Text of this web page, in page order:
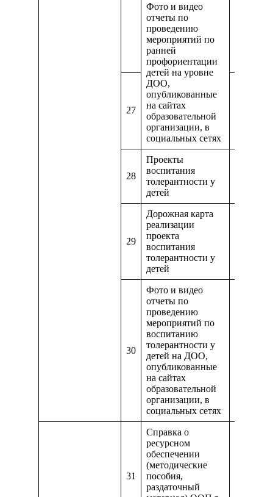
Фото и видео
отчеты по
проведению
мероприятий по
ранней
профориентации
детей на уровне
ДОО,
опубликованные
на сайтах
образовательной
организации, в
социальных сетях
27
28
Проекты
воспитания
толерантности у
детей
29
Дорожная карта
реализации
проекта
воспитания
толерантности у
детей
30
Фото и видео
отчеты по
проведению
мероприятий по
воспитанию
толерантности у
детей на ДОО,
опубликованные
на сайтах
образовательной
организации, в
социальных сетях
31
Справка о
ресурсном
обеспечении
(методические
пособия,
раздаточный